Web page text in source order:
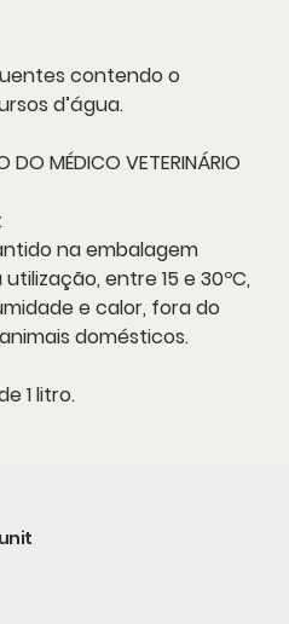
contendo o
d’água.
DO MÉDICO VETERINÁRIO
na embalagem
entre 15 e 30ºC,
e calor, fora do
domésticos.
1 litro.